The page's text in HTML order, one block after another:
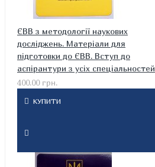
ЄВВ з методології наукових
досліджень. Матеріали для
підготовки до ЄВВ. Вступ до
аспірантури з усіх спеціальностей
400.00 грн.
КУПИТИ